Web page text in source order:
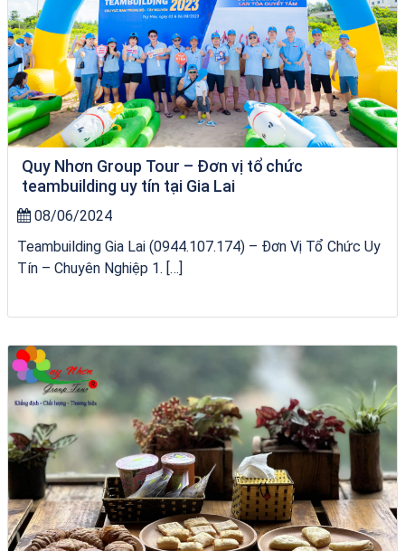
Quy Nhơn Group Tour – Đơn vị tổ chức
teambuilding uy tín tại Gia Lai
08/06/2024
Teambuilding Gia Lai (0944.107.174) – Đơn Vị Tổ Chức Uy
Tín – Chuyên Nghiệp 1. […]